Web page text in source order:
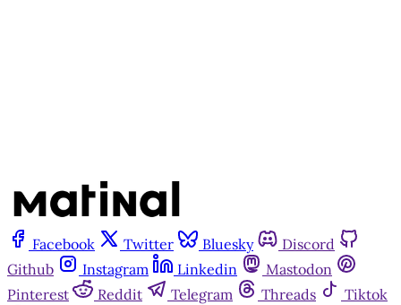
Facebook Twitter Bluesky
Discord
Github
Instagram Linkedin
Mastodon
Pinterest
Reddit Telegram Threads
Tiktok